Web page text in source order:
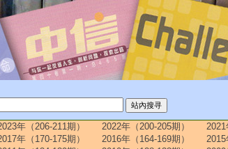
年（206-211期） 2022年（200-205期）
2021
年（170-175期） 2016年（164-169期）
2015